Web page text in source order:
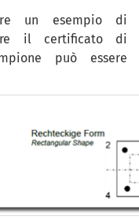
un esempio di
il certificato di
può essere